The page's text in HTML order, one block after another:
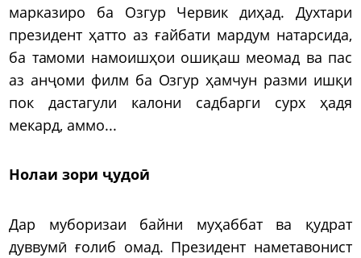
марказиро ба Озгур Червик диҳад. Духтари
президент ҳатто аз ғайбати мардум натарсида,
ба тамоми намоишҳои ошиқаш меомад ва пас
аз анҷоми филм ба Озгур ҳамчун разми ишқи
пок дастагули калони садбарги сурх ҳадя
мекард, аммо...
Нолаи зори ҷудоӣ
Дар муборизаи байни муҳаббат ва қудрат
дуввумӣ ғолиб омад. Президент наметавонист